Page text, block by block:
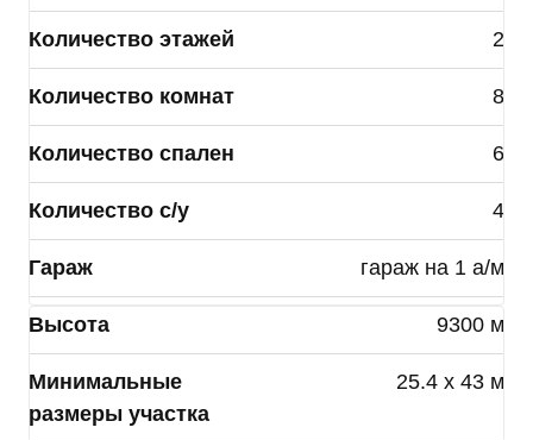
Количество этажей 2
Количество комнат 8
Количество спален 6
Количество с/у 4
Гараж гараж на 1 а/м
Высота 9300 м
Минимальные
размеры участка
25.4 х 43 м
письменному заявлению, направленному ПАО
Согласия.
Я подтверждаю, что, давая такое согласие, я
действую по собственной воле и в своих
интересах.
обработки персональных данных или в течение
сроков хранения информации установленных
РФ.